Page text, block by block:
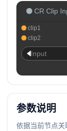
CR Clip
clip1
clip2
Input
参数说明
依据当前节点